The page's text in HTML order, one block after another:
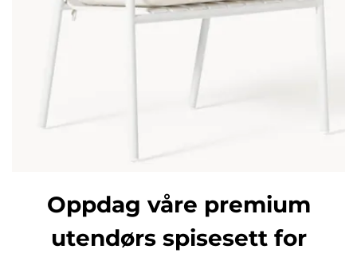
Oppdag våre premium
utendørs spisesett for